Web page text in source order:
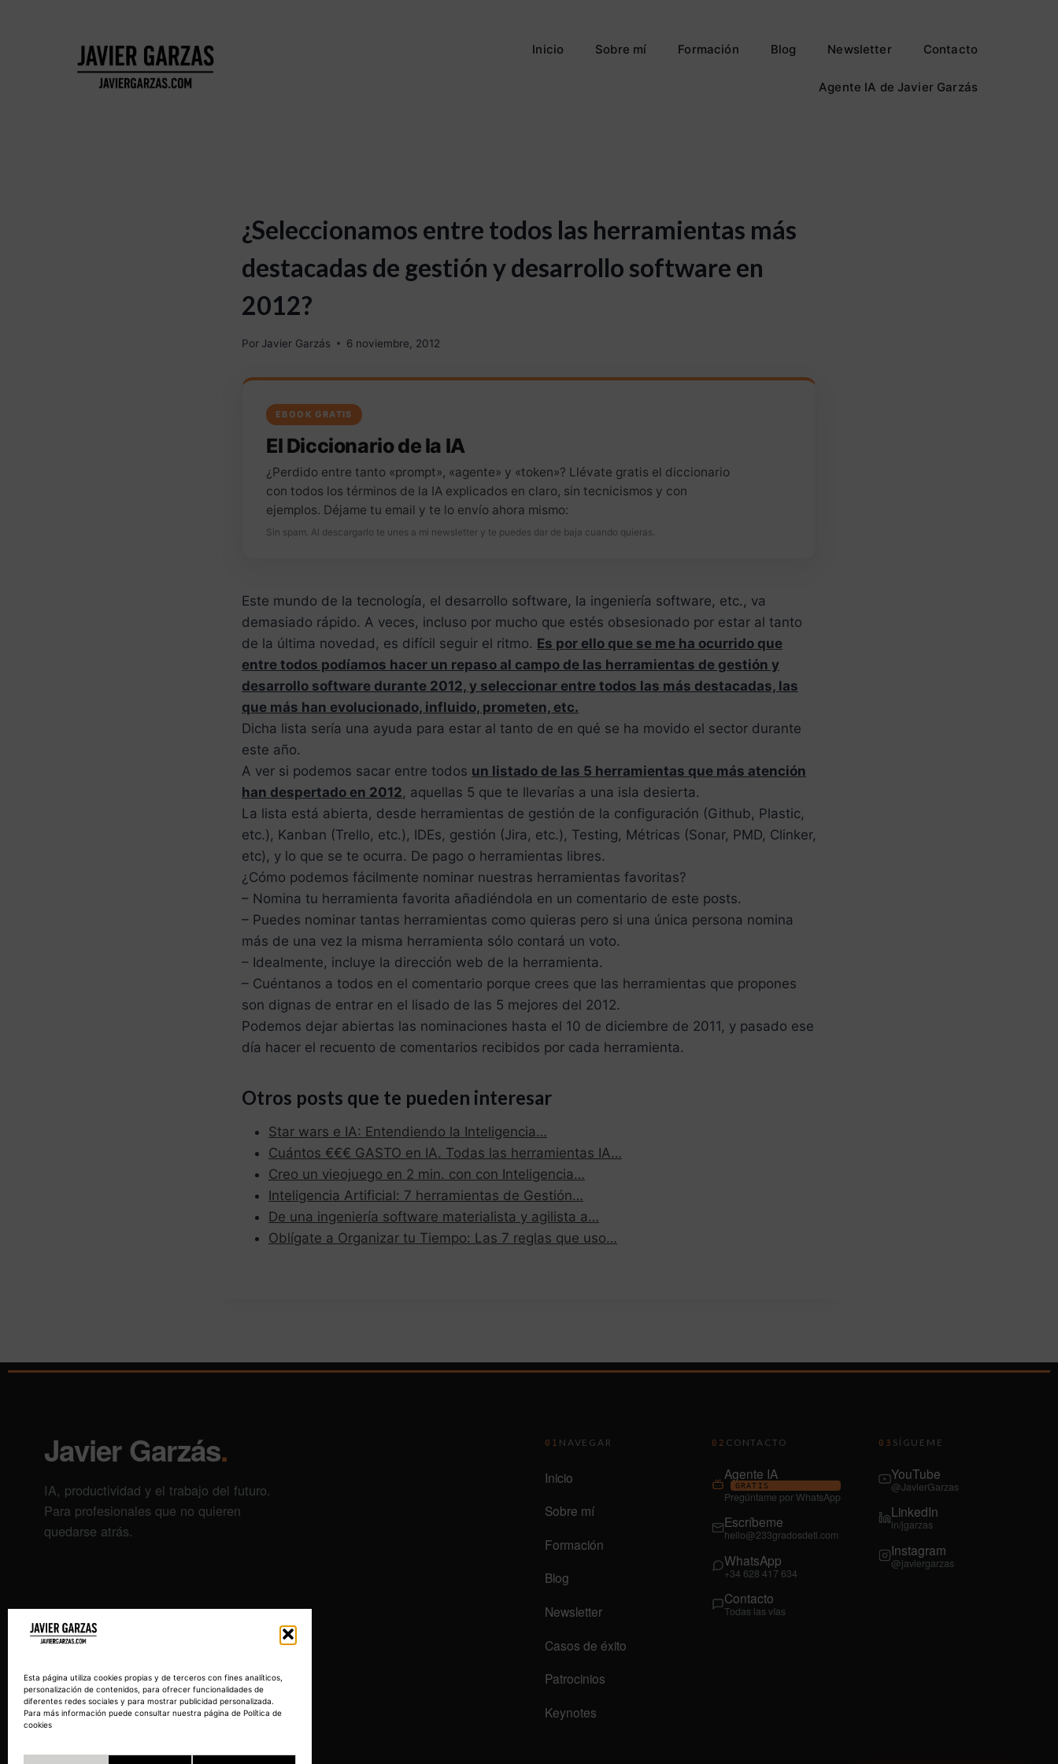
Esta página utiliza cookies propias y de terceros con fines analíticos,
personalización de contenidos, para ofrecer funcionalidades de
diferentes redes sociales y para mostrar publicidad personalizada.
Para más información puede consultar nuestra página de Política de
cookies
Inicio Sobre mí Formación Blog Newsletter Contacto
Agente IA de Javier Garzás
¿Seleccionamos entre todos las herramientas más
destacadas de gestión y desarrollo software en
2012?
Por Javier Garzás 6 noviembre, 2012
EBOOK GRATIS
El Diccionario de la IA
¿Perdido entre tanto «prompt», «agente» y «token»? Llévate gratis el diccionario
con todos los términos de la IA explicados en claro, sin tecnicismos y con
ejemplos. Déjame tu email y te lo envío ahora mismo:
Sin spam. Al descargarlo te unes a mi newsletter y te puedes dar de baja cuando quieras.
Este mundo de la tecnología, el desarrollo software, la ingeniería software, etc., va
demasiado rápido. A veces, incluso por mucho que estés obsesionado por estar al tanto
de la última novedad, es difícil seguir el ritmo. Es por ello que se me ha ocurrido que
entre todos podíamos hacer un repaso al campo de las herramientas de gestión y
desarrollo software durante 2012, y seleccionar entre todos las más destacadas, las
que más han evolucionado, influido, prometen, etc.
Dicha lista sería una ayuda para estar al tanto de en qué se ha movido el sector durante
este año.
A ver si podemos sacar entre todos un listado de las 5 herramientas que más atención
han despertado en 2012, aquellas 5 que te llevarías a una isla desierta.
La lista está abierta, desde herramientas de gestión de la configuración (Github, Plastic,
etc.), Kanban (Trello, etc.), IDEs, gestión (Jira, etc.), Testing, Métricas (Sonar, PMD, Clinker,
etc), y lo que se te ocurra. De pago o herramientas libres.
¿Cómo podemos fácilmente nominar nuestras herramientas favoritas?
– Nomina tu herramienta favorita añadiéndola en un comentario de este posts.
– Puedes nominar tantas herramientas como quieras pero si una única persona nomina
más de una vez la misma herramienta sólo contará un voto.
– Idealmente, incluye la dirección web de la herramienta.
– Cuéntanos a todos en el comentario porque crees que las herramientas que propones
son dignas de entrar en el lisado de las 5 mejores del 2012.
Podemos dejar abiertas las nominaciones hasta el 10 de diciembre de 2011, y pasado ese
día hacer el recuento de comentarios recibidos por cada herramienta.
Otros posts que te pueden interesar
Star wars e IA: Entendiendo la Inteligencia…
Cuántos €€€ GASTO en IA. Todas las herramientas IA…
Creo un vieojuego en 2 min. con con Inteligencia…
Inteligencia Artificial: 7 herramientas de Gestión…
De una ingeniería software materialista y agilista a…
Oblígate a Organizar tu Tiempo: Las 7 reglas que uso…
Javier Garzás.
IA, productividad y el trabajo del futuro.
Para profesionales que no quieren
quedarse atrás.
01 NAVEGAR
Inicio
Sobre mí
Formación
Blog
Newsletter
Casos de éxito
Patrocinios
Keynotes
02 CONTACTO
Agente IA
GRATIS
Pregúntame por WhatsApp
Escríbeme
hello@233gradosdeti.com
WhatsApp
+34 628 417 634
Contacto
Todas las vías
03 SÍGUEME
YouTube
@JavierGarzas
LinkedIn
in/jgarzas
Instagram
@javiergarzas